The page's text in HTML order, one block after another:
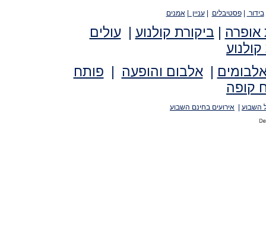
בידור |פסטיבלים |עניין |אמנים
אופרה | ביקורת קולנוע |עולים
קולנוע
|אלבום והופעה | פותח
קופה
השבוע אירועים בחינם השבוע